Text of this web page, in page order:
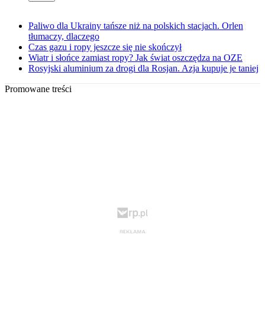
Paliwo dla Ukrainy tańsze niż na polskich stacjach. Orlen
tłumaczy, dlaczego
Czas gazu i ropy jeszcze się nie skończył
Wiatr i słońce zamiast ropy? Jak świat oszczędza na OZE
Rosyjski aluminium za drogi dla Rosjan. Azja kupuje je taniej
Promowane treści